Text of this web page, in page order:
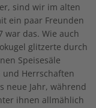
sind wir im alten
ein paar Freunden
war das. Wie auch
glitzerte durch
Speisesäle
und Herrschaften
neue Jahr, während
ihnen allmählich